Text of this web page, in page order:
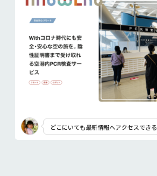
どこにいても最新情報へアクセスできる